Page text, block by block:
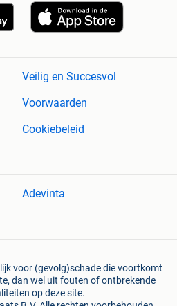
Veilig en Succesvol
Voorwaarden
Cookiebeleid
Adevinta
voor (gevolg)schade die voortkomt
dan wel uit fouten of ontbrekende
op deze site.